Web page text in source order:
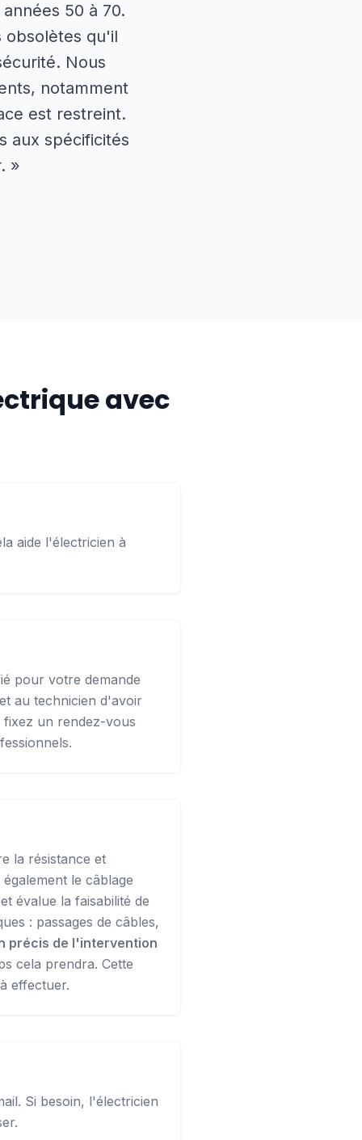
50 à 70.
obsolètes qu'il
Nous
notamment
est restreint.
aux spécificités
»
avec
aide l'électricien à
pour votre demande
au technicien d'avoir
fixez un rendez-vous
la résistance et
le câblage
évalue la faisabilité de
: passages de câbles,
précis de l'intervention
cela prendra. Cette
effectuer.
Si besoin, l'électricien